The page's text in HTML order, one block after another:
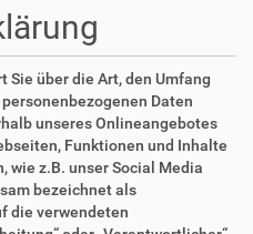
Sie über die Art, den Umfang
Daten
unseres Onlineangebotes
Funktionen und Inhalte
wie z.B. unser Social Media
bezeichnet als
die verwendeten